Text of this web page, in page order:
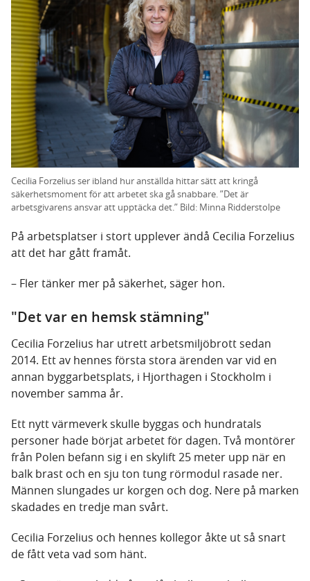
Cecilia Forzelius ser ibland hur anställda hittar sätt att kringå
säkerhetsmoment för att arbetet ska gå snabbare. ”Det är
arbetsgivarens ansvar att upptäcka det.” Bild: Minna Ridderstolpe
På arbetsplatser i stort upplever ändå Cecilia Forzelius
att det har gått framåt.
– Fler tänker mer på säkerhet, säger hon.
"Det var en hemsk stämning"
Cecilia Forzelius har utrett arbetsmiljöbrott sedan
2014. Ett av hennes första stora ärenden var vid en
annan byggarbetsplats, i Hjorthagen i Stockholm i
november samma år.
Ett nytt värmeverk skulle byggas och hundratals
personer hade börjat arbetet för dagen. Två montörer
från Polen befann sig i en skylift 25 meter upp när en
balk brast och en sju ton tung rörmodul rasade ner.
Männen slungades ur korgen och dog. Nere på marken
skadades en tredje man svårt.
Cecilia Forzelius och hennes kollegor åkte ut så snart
de fått veta vad som hänt.